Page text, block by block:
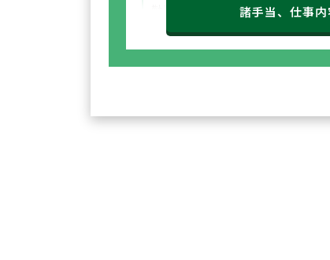
勤務いただけます。諸手当、仕事